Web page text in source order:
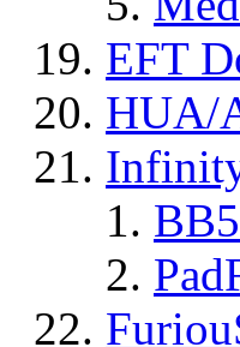
EFT
HUA/